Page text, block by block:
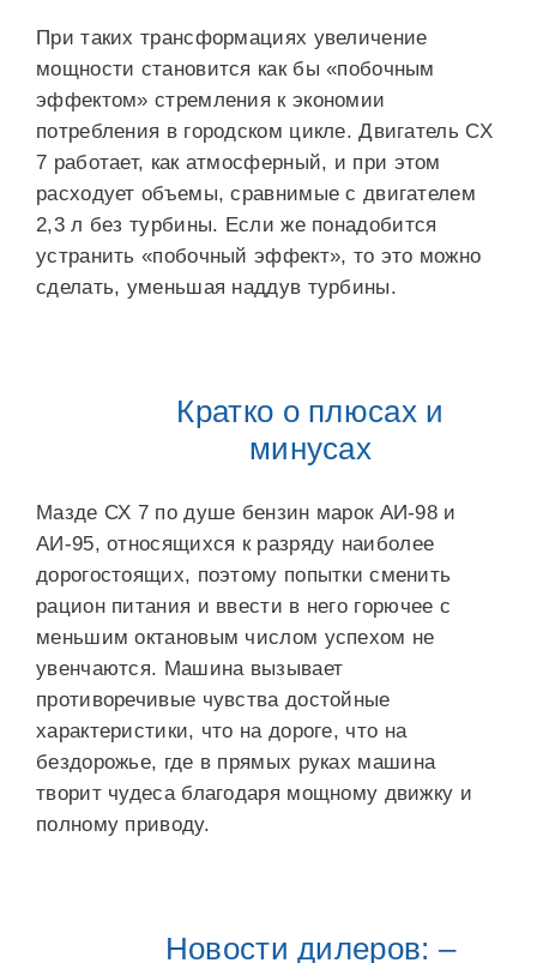
При таких трансформациях увеличение
мощности становится как бы «побочным
эффектом» стремления к экономии
потребления в городском цикле. Двигатель СХ
7 работает, как атмосферный, и при этом
расходует объемы, сравнимые с двигателем
2,3 л без турбины. Если же понадобится
устранить «побочный эффект», то это можно
сделать, уменьшая наддув турбины.
Кратко о плюсах и
минусах
Мазде СХ 7 по душе бензин марок АИ-98 и
АИ-95, относящихся к разряду наиболее
дорогостоящих, поэтому попытки сменить
рацион питания и ввести в него горючее с
меньшим октановым числом успехом не
увенчаются. Машина вызывает
противоречивые чувства достойные
характеристики, что на дороге, что на
бездорожье, где в прямых руках машина
творит чудеса благодаря мощному движку и
полному приводу.
Новости дилеров: –